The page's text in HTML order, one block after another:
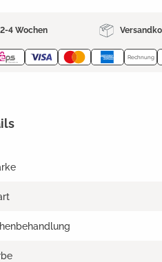
4 Wochen
Rechnung